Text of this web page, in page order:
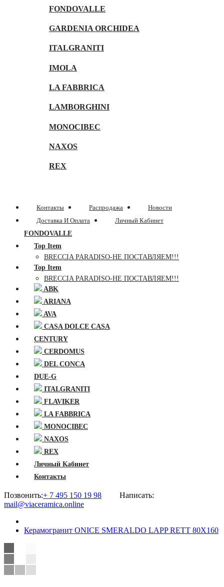
FONDOVALLE
GARDENIA ORCHIDEA
ITALGRANITI
IMOLA
LA FABBRICA
LAMBORGHINI
MONOCIBEC
NAXOS
REX
Контакты Распродажа
Новости
Доставка И Оплата
Личный Кабинет
FONDOVALLE
Top Item
BRECCIA PARADISO-НЕ ПОСТАВЛЯЕМ!!!
Top Item
BRECCIA PARADISO-НЕ ПОСТАВЛЯЕМ!!!
ABK
ARIANA
AVA
CASA DOLCE CASA
CENTURY
CERDOMUS
DEL CONCA
DUE-G
ITALGRANITI
FLAVIKER
LA FABBRICA
MONOCIBEC
NAXOS
REX
Личный Кабинет
Контакты
Позвонить:+ 7 495 150 19 98 Написать:
mail@viaceramica.online
Керамогранит ONICE SMERALDO LAPP RETT 80X160